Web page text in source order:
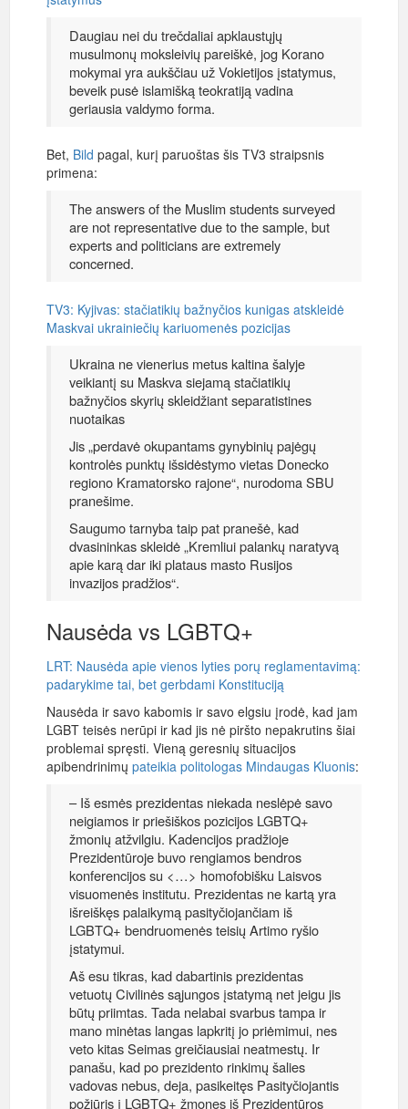
Daugiau nei du trečdaliai apklaustųjų
musulmonų moksleivių pareiškė, jog Korano
mokymai yra aukščiau už Vokietijos įstatymus,
beveik pusė islamišką teokratiją vadina
geriausia valdymo forma.
Bet, Bild pagal, kurį paruoštas šis TV3 straipsnis
primena:
The answers of the Muslim students surveyed
are not representative due to the sample, but
experts and politicians are extremely
concerned.
TV3: Kyjivas: stačiatikių bažnyčios kunigas atskleidė
Maskvai ukrainiečių kariuomenės pozicijas
Ukraina ne vienerius metus kaltina šalyje
veikiantį su Maskva siejamą stačiatikių
bažnyčios skyrių skleidžiant separatistines
nuotaikas
Jis „perdavė okupantams gynybinių pajėgų
kontrolės punktų išsidėstymo vietas Donecko
regiono Kramatorsko rajone“, nurodoma SBU
pranešime.
Saugumo tarnyba taip pat pranešė, kad
dvasininkas skleidė „Kremliui palankų naratyvą
apie karą dar iki plataus masto Rusijos
invazijos pradžios“.
Nausėda vs LGBTQ+
LRT: Nausėda apie vienos lyties porų reglamentavimą:
padarykime tai, bet gerbdami Konstituciją
Nausėda ir savo kabomis ir savo elgsiu įrodė, kad jam
LGBT teisės nerūpi ir kad jis nė piršto nepakrutins šiai
problemai spręsti. Vieną geresnių situacijos
apibendrinimų pateikia politologas Mindaugas Kluonis:
– Iš esmės prezidentas niekada neslėpė savo
neigiamos ir priešiškos pozicijos LGBTQ+
žmonių atžvilgiu. Kadencijos pradžioje
Prezidentūroje buvo rengiamos bendros
konferencijos su <…> homofobišku Laisvos
visuomenės institutu. Prezidentas ne kartą yra
išreiškęs palaikymą pasityčiojančiam iš
LGBTQ+ bendruomenės teisių Artimo ryšio
įstatymui.
Aš esu tikras, kad dabartinis prezidentas
vetuotų Civilinės sąjungos įstatymą net jeigu jis
būtų priimtas. Tada nelabai svarbus tampa ir
mano minėtas langas lapkritį jo priėmimui, nes
veto kitas Seimas greičiausiai neatmestų. Ir
panašu, kad po prezidento rinkimų šalies
vadovas nebus, deja, pasikeitęs Pasityčiojantis
požiūris į LGBTQ+ žmones iš Prezidentūros